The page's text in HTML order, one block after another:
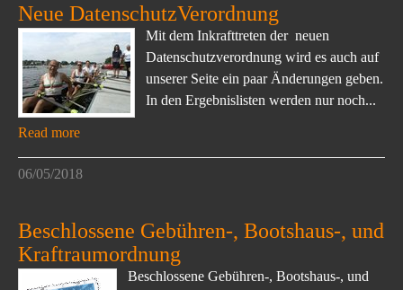
Neue DatenschutzVerordnung
Mit dem Inkrafttreten der neuen
Datenschutzverordnung wird es auch auf
unserer Seite ein paar Änderungen geben.
In den Ergebnislisten werden nur noch...
Read more
06/05/2018
Beschlossene Gebühren-, Bootshaus-, und
Kraftraumordnung
Beschlossene Gebühren-, Bootshaus-, und